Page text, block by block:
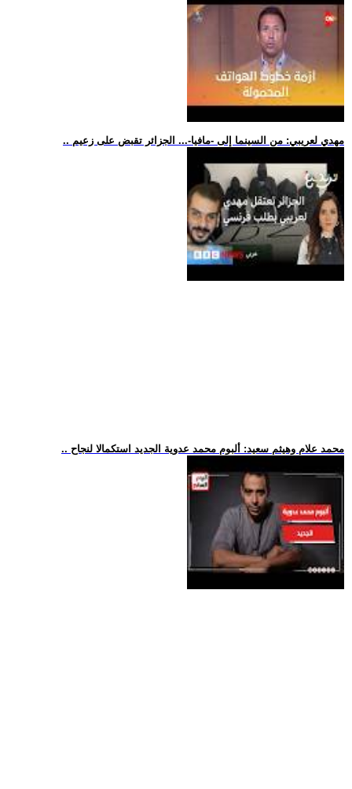
.. مهدي لعريبي: من السينما إلى -مافيا-... الجزائر تقبض على زعيم
.. محمد علام وهيثم سعيد: ألبوم محمد عدوية الجديد استكمالا لنجاح